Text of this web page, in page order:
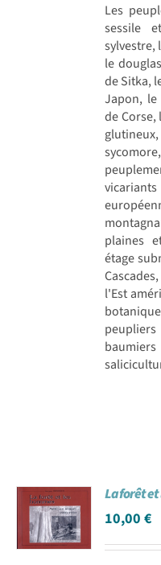
Les
sessile
sylvestre,
le
de Sitka,
Japon,
de
plaines
étage
l'Est
La forêt et
10,00€